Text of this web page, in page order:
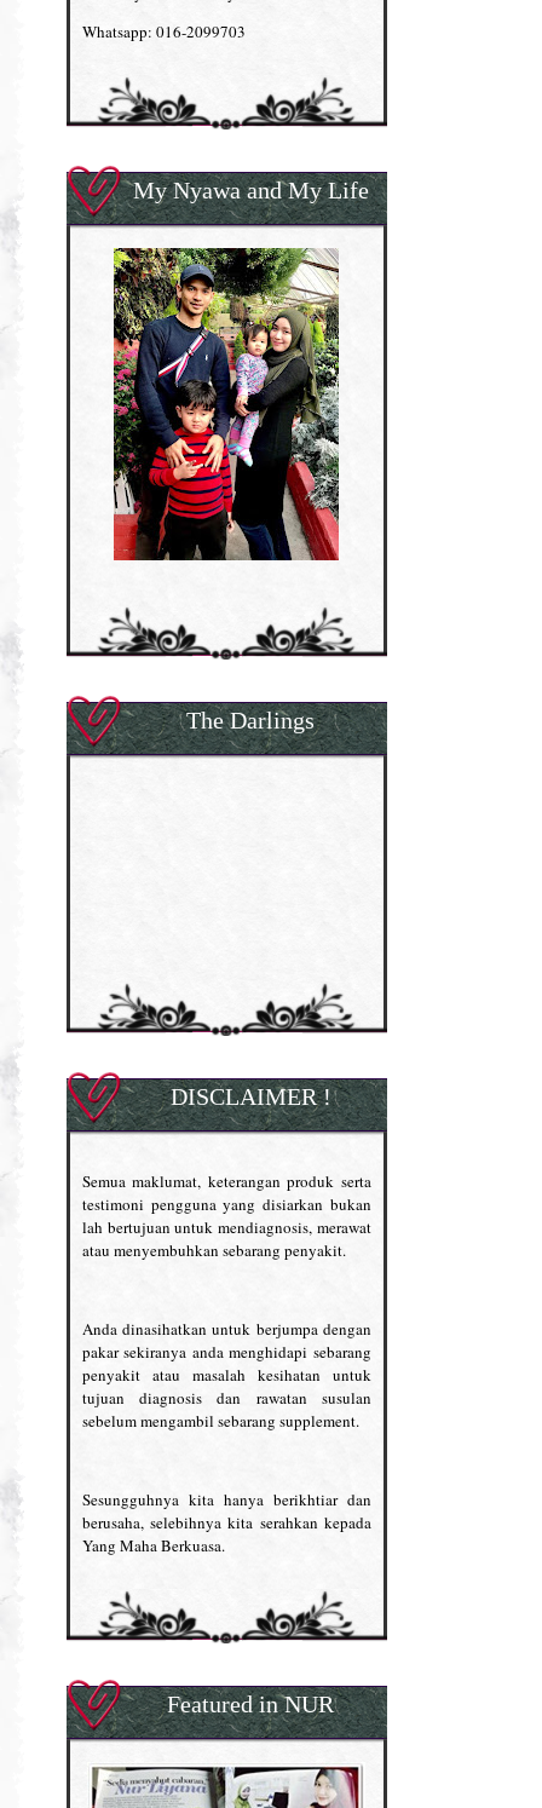
Whatsapp: 016-2099703
My Nyawa and My Life
The Darlings
DISCLAIMER !
Semua maklumat, keterangan produk serta
testimoni pengguna yang disiarkan bukan
lah bertujuan untuk mendiagnosis, merawat
atau menyembuhkan sebarang penyakit.
Anda dinasihatkan untuk berjumpa dengan
pakar sekiranya anda menghidapi sebarang
penyakit atau masalah kesihatan untuk
tujuan diagnosis dan rawatan susulan
sebelum mengambil sebarang supplement.
Sesungguhnya kita hanya berikhtiar dan
berusaha, selebihnya kita serahkan kepada
Yang Maha Berkuasa.
Featured in NUR